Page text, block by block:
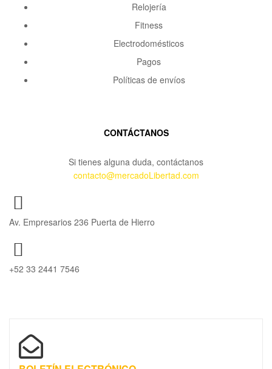
Relojería
Fitness
Electrodomésticos
Pagos
Políticas de envíos
CONTÁCTANOS
Si tienes alguna duda, contáctanos
contacto@mercadoLibertad.com
Av. Empresarios 236 Puerta de Hierro
+52 33 2441 7546